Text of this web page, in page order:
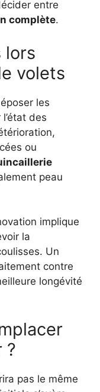
entre
complète.
lors
volets
les
des
ou
peau
implique
la
Un
contre
longévité
?
pas le même